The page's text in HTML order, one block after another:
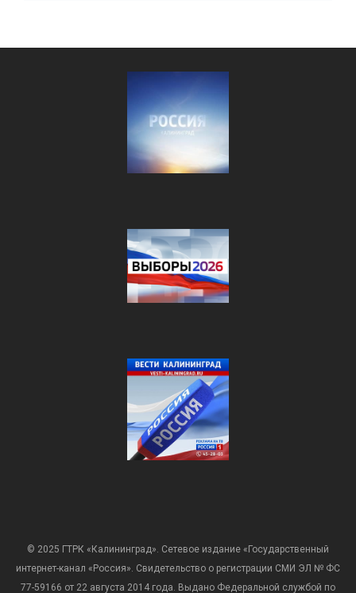
© 2025 ГТРК «Калининград». Сетевое издание «Государственный
интернет-канал «Россия». Свидетельство о регистрации СМИ ЭЛ № ФС
77-59166 от 22 августа 2014 года. Выдано Федеральной службой по